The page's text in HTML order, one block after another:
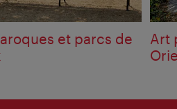
et parcs de
Art